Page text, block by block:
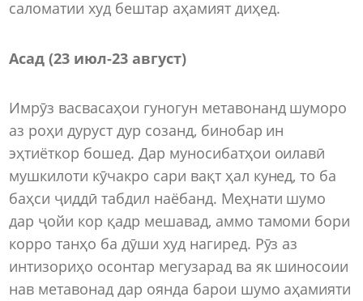
саломатии худ бештар аҳамият диҳед.
Асад (23 июл-23 август)
Имрӯз васвасаҳои гуногун метавонанд шуморо
аз роҳи дуруст дур созанд, бинобар ин
эҳтиёткор бошед. Дар муносибатҳои оилавӣ
мушкилоти кӯчакро сари вақт ҳал кунед, то ба
баҳси ҷиддӣ табдил наёбанд. Меҳнати шумо
дар ҷойи кор қадр мешавад, аммо тамоми бори
корро танҳо ба дӯши худ нагиред. Рӯз аз
интизориҳо осонтар мегузарад ва як шиносоии
нав метавонад дар оянда барои шумо аҳамияти